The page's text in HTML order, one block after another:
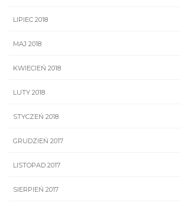
LIPIEC 2018
MAJ 2018
KWIECIEŃ 2018
LUTY 2018
STYCZEŃ 2018
GRUDZIEŃ 2017
LISTOPAD 2017
SIERPIEŃ 2017